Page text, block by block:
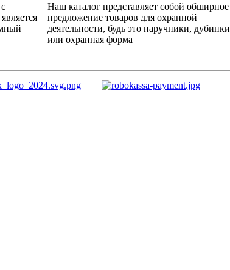
Наш каталог представляет собой обширное
предложение товаров для охранной
деятельности, будь это наручники, дубинки
или охранная форма